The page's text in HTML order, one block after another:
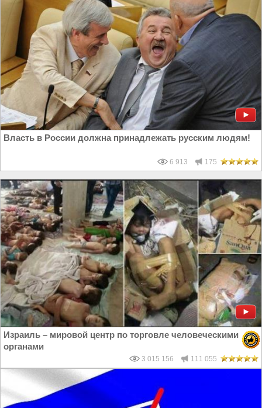
Власть в России должна принадлежать русским людям!
6 913 175
Израиль – мировой центр по торговле человеческими
органами
3 015 156 111 055